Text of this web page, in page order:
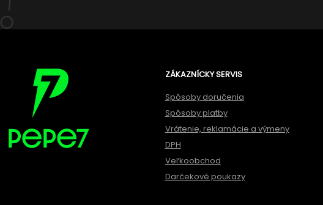
ZÁKAZNÍCKY SERVIS
Spôsoby doručenia
Spôsoby platby
Vrátenie, reklamácie a výmeny
DPH
Veľkoobchod
Darčekové poukazy